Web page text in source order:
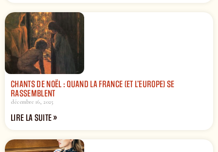
CHANTS DE NOËL : QUAND LA FRANCE (ET L’EUROPE) SE
RASSEMBLENT
décembre 16, 2025
LIRE LA SUITE »